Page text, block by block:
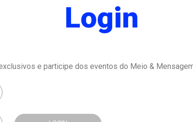
Login
e participe dos eventos do Meio &